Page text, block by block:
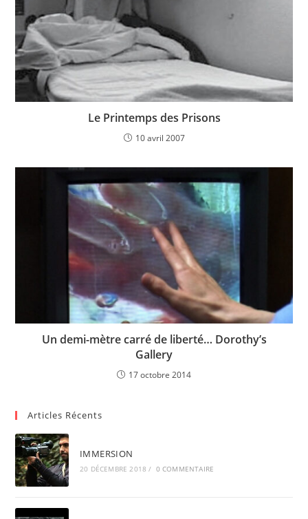
Le Printemps des Prisons
10 avril 2007
Un demi-mètre carré de liberté… Dorothy’s
Gallery
17 octobre 2014
Articles Récents
IMMERSION
20 DÉCEMBRE 2018 / 0 COMMENTAIRE